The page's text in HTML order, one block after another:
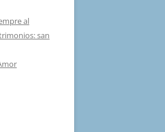
al
san